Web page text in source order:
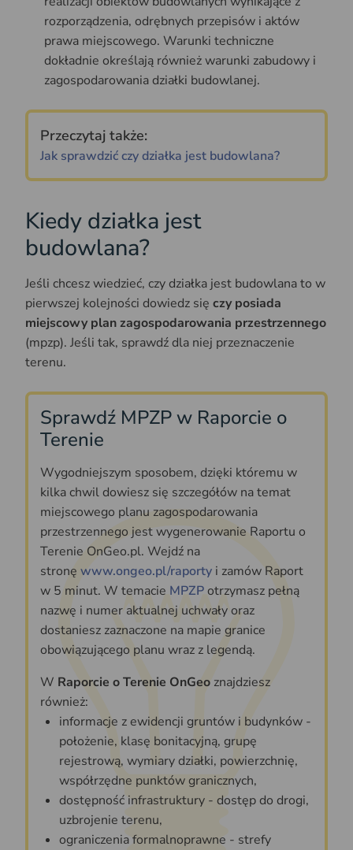
rozporządzenia, odrębnych przepisów i aktów
prawa miejscowego. Warunki techniczne
dokładnie określają również warunki zabudowy i
zagospodarowania działki budowlanej.
Przeczytaj także:
Jak sprawdzić czy działka jest budowlana?
Kiedy działka jest
budowlana?
Jeśli chcesz wiedzieć, czy działka jest budowlana to w
pierwszej kolejności dowiedz się czy posiada
miejscowy plan zagospodarowania przestrzennego
(mpzp). Jeśli tak, sprawdź dla niej przeznaczenie
terenu.
Sprawdź MPZP w Raporcie o
Terenie
Wygodniejszym sposobem, dzięki któremu w
kilka chwil dowiesz się szczegółów na temat
miejscowego planu zagospodarowania
przestrzennego jest wygenerowanie Raportu o
Terenie OnGeo.pl. Wejdź na
stronę www.ongeo.pl/raporty i zamów Raport
w 5 minut. W temacie MPZPotrzymasz pełną
nazwę i numer aktualnej uchwały oraz
dostaniesz zaznaczone na mapie granice
obowiązującego planu wraz z legendą.
W Raporcie o Terenie OnGeo znajdziesz
również:
informacje z ewidencji gruntów i budynków -
położenie, klasę bonitacyjną, grupę
rejestrową, wymiary działki, powierzchnię,
współrzędne punktów granicznych,
dostępność infrastruktury - dostęp do drogi,
uzbrojenie terenu,
ograniczenia formalnoprawne - strefy